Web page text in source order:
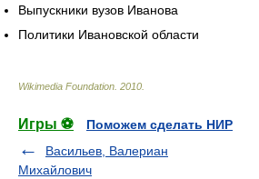
Выпускники вузов Иванова
Политики Ивановской области
Wikimedia Foundation 2010
Игры ⚽
Поможем сделать НИР
Васильев, Валериан
Михайлович